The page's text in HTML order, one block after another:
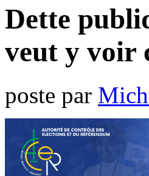
Dette
veut y voir
poste par